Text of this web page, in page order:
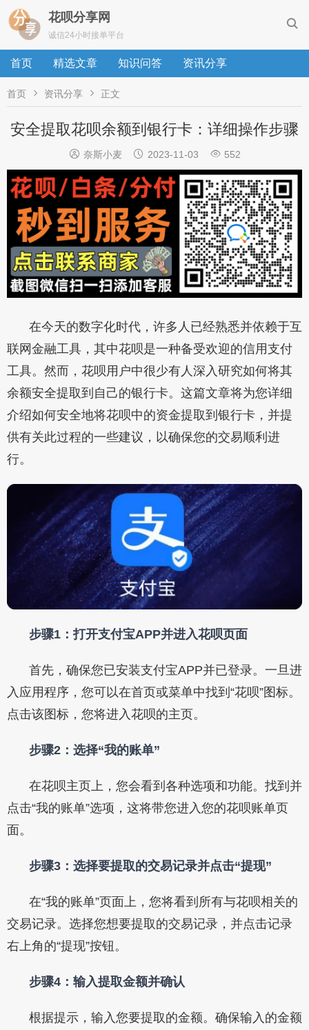

花呗分享网
诚信24小时接单平台
首页 精选文章 知识问答 资讯分享
首页  资讯分享  正文
安全提取花呗余额到银行卡：详细操作步骤
 奈斯小麦  2023-11-03  552
在今天的数字化时代，许多人已经熟悉并依赖于互
联网金融工具，其中花呗是一种备受欢迎的信用支付
工具。然而，花呗用户中很少有人深入研究如何将其
余额安全提取到自己的银行卡。这篇文章将为您详细
介绍如何安全地将花呗中的资金提取到银行卡，并提
供有关此过程的一些建议，以确保您的交易顺利进
行。
步骤1：打开支付宝APP并进入花呗页面
首先，确保您已安装支付宝APP并已登录。一旦进
入应用程序，您可以在首页或菜单中找到“花呗”图标。
点击该图标，您将进入花呗的主页。
步骤2：选择“我的账单”
在花呗主页上，您会看到各种选项和功能。找到并
点击“我的账单”选项，这将带您进入您的花呗账单页
面。
步骤3：选择要提取的交易记录并点击“提现”
在“我的账单”页面上，您将看到所有与花呗相关的
交易记录。选择您想要提取的交易记录，并点击记录
右上角的“提现”按钮。
步骤4：输入提取金额并确认
根据提示，输入您要提取的金额。确保输入的金额